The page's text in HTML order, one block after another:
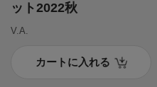
ット2022秋
V.A.
カートに入れる